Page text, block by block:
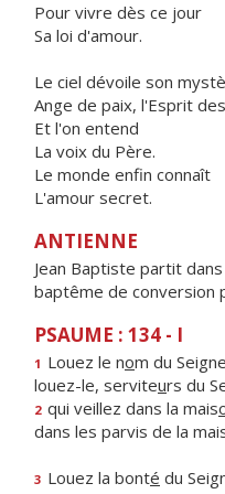
Pour vivre dès ce jour
Sa loi d'amour.
Le ciel dévoile son
Ange de paix, l'Esprit
Et l'on entend
La voix du Père.
Le monde enfin connaît
L'amour secret.
ANTIENNE
Jean Baptiste partit
baptême de conversion
PSAUME : 134 - I
1 Louez le nom du
louez-le, serviteurs du
2 qui veillez dans la mais
dans les parvis de la
3 Louez la bonté du